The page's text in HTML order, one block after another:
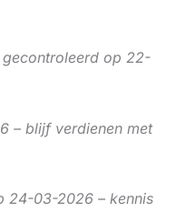
op 22-
– blijf verdienen met
24-03-2026 – kennis